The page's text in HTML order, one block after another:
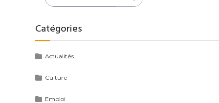
:
Catégories
Actualités
Culture
Emploi